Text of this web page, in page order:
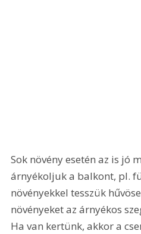
Sok növény esetén az is jó
árnyékoljuk a balkont, pl.
növényekkel tesszük
növényeket az árnyékos
Ha van kertünk, akkor a